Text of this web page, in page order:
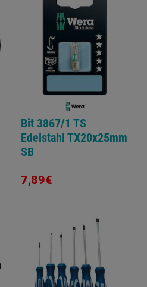
Bit 3867/1 TS
Edelstahl TX20x25mm
SB
7,89€